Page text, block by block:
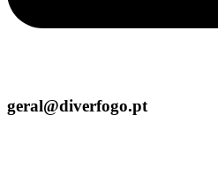
geral@diverfogo.pt